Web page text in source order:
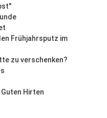
Frühjahrsputz im
zu verschenken?
Hirten